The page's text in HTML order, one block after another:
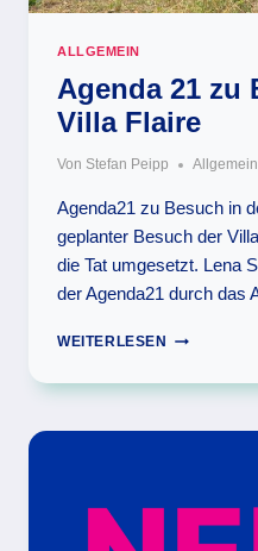
ALLGEMEIN
Agenda 21 zu
Villa Flaire
Von Stefan Peipp Allgemein
Agenda21 zu Besuch in
geplanter Besuch der
die Tat umgesetzt. Lena
der Agenda21 durch das
WEITERLESEN
AGENDA
ZU